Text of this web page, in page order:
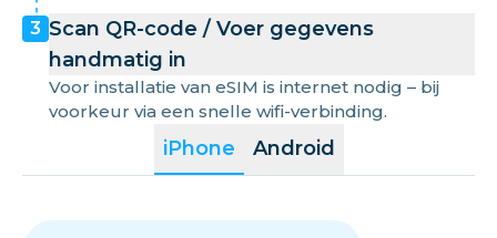
iPhone Android
3 Scan QR-code / Voer gegevens
handmatig in
Voor installatie van eSIM is internet nodig – bij
voorkeur via een snelle wifi-verbinding.